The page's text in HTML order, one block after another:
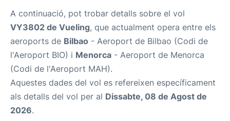
A continuació, pot trobar detalls sobre el vol
VY3802 de Vueling, que actualment opera entre els
aeroports de Bilbao - Aeroport de Bilbao (Codi de
l'Aeroport BIO) i Menorca - Aeroport de Menorca
(Codi de l'Aeroport MAH).
Aquestes dades del vol es refereixen específicament
als detalls del vol per al Dissabte, 08 de Agost de
2026.